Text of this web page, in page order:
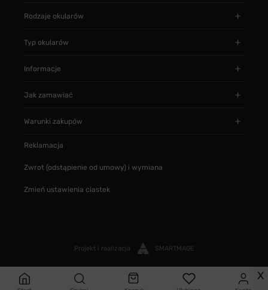
Rodzaje okularów
Typ okularów
Informacje
Jak zamawiać
Warunki zakupów
Reklamacja
Zwrot (odstąpienie od umowy) i wymiana
Zmień ustawienia ciastek
Projekt i realizacja SMARTMAGE
X